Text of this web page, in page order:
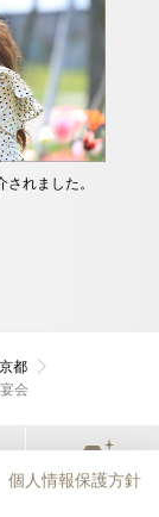
れました。
京都
会
個人情報保護方針